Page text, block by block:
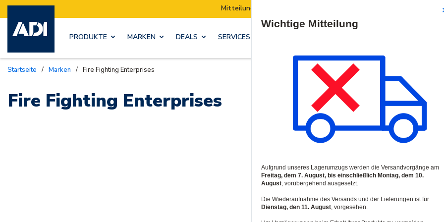
Mitteilung | Unser Lager zieht um: Security
PRODUKTE MARKEN DEALS SERVICES & LÖSUNGEN
Startseite / Marken / Fire Fighting Enterprises
Fire Fighting Enterprises